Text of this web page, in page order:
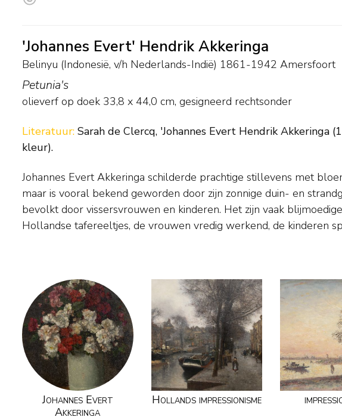
'Johannes Evert' Hendrik Akkeringa
Belinyu (Indonesië, v/h Nederlands-Indië) 1861-1942 Amersfoort
Petunia's
olieverf op doek 33,8 x 44,0 cm, gesigneerd rechtsonder
Literatuur: Sarah de Clercq, 'Johannes Evert Hendrik Akkeringa
kleur).
Johannes Evert Akkeringa schilderde prachtige stillevens met
maar is vooral bekend geworden door zijn zonnige duin- en
bevolkt door vissersvrouwen en kinderen. Het zijn vaak blijmoedige
Hollandse tafereeltjes, de vrouwen vredig werkend, de kinderen
het zand onder een blauwe lucht met hoge bewolking. Ook
deftige Haagse kinderen spelend in de duinen of op het strand.
Johannes Evert
Akkeringa
Hollands impressionisme